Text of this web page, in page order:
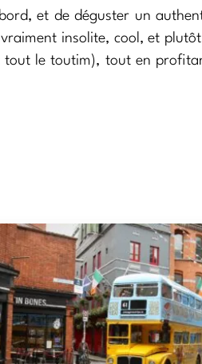
et de déguster un
insolite, cool, et
tout le toutim), tout en